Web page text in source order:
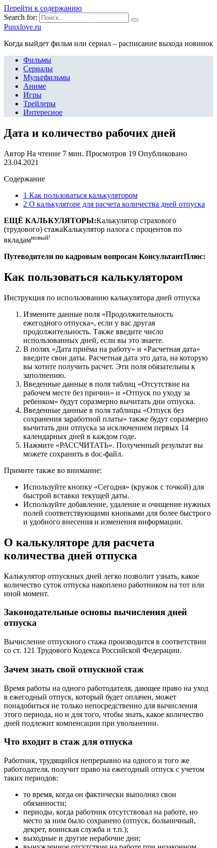
Перейти к содержанию
Search for:
Punxlove.ru
Когда выйдет фильм или сериал – расписание выхода новинок
Фильмы
Сериалы
Мультфильмы
Аниме
Игры
Трейлеры
Интересное
Дата и количество рабочих дней
Автор На чтение 7 мин. Просмотров 19 Опубликовано
23.04.2021
Содержание
1 Как пользоваться калькулятором
2 О калькуляторе для расчета количества дней отпуска
ЕЩЁ КАЛЬКУЛЯТОРЫ:Калькулятор страхового
(трудового) стажаКалькулятор налога с процентов по
вкладамновый!
Путеводители по кадровым вопросам КонсультантПлюс:
Как пользоваться калькулятором
Инструкция по использованию калькулятора дней отпуска
Измените данные поля «Продолжительность
ежегодного отпуска», если у вас другая
продолжительность. Также введите число
использованных дней, если вы это знаете.
В полях «Дата приёма на работу» и «Расчетная дата»
введите свои даты. Расчетная дата это дата, на которую
вы хотите получить расчет. Эти поля обязательны к
заполнению.
Введенные данные в поля таблиц «Отсутствие на
рабочем месте без причин» и «Отпуск по уходу за
ребенком» будут соразмерно вычитать дни отпуска.
Введенные данные в поля таблицы «Отпуск без
сохранения заработной платы» также будут соразмерно
вычитать дни отпуска за исключением первых 14
календарных дней в каждом годе.
Нажмите «РАССЧИТАТЬ». Полученный результат вы
можете сохранить в doc-файл.
Примите также во внимание:
Используйте кнопку «Сегодня» (кружок с точкой) для
быстрой вставки текущей даты.
Используйте добавление, удаление и очищение нужных
полей соответствующими кнопками для более быстрого
и удобного внесения и изменения информации.
О калькуляторе для расчета
количества дней отпуска
Калькулятор отпускных дней легко позволит узнать, какое
количество суток отпуска накоплено работником на тот или
иной момент.
Законодательные основы вычисления дней
отпуска
Вычисление отпускного стажа производится в соответствии
со ст. 121 Трудового Кодекса Российской Федерации.
Зачем знать свой отпускной стаж
Время работы на одного работодателя, дающее право на уход
в ежегодный отпуск, который будет оплачен, может
понадобиться не только непосредственно для вычисления
этого периода, но и для того, чтобы знать, какое количество
дней подлежит компенсации при увольнении.
Что входит в стаж для отпуска
Работник, трудящийся непрерывно на одного и того же
работодателя, получит право на ежегодный отпуск с учетом
таких периодов:
то время, когда он фактически выполнял свои
обязанности;
периоды, когда работник отсутствовал на работе, но
место за ним было сохранено (отпуск, больничный,
декрет, воинская служба и т.п.);
выходные и другие нерабочие дни;